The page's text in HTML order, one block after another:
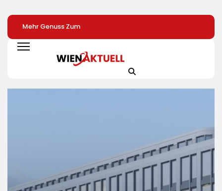
Mehr Genuss Zum
Kleinen Preis: Lidl
Senkt Dauerhaft Die
Preise Für Schokolade
Eröffnet Offiziell
Campus In Hamburg
Und Setzt Damit Neue
Petition Zur